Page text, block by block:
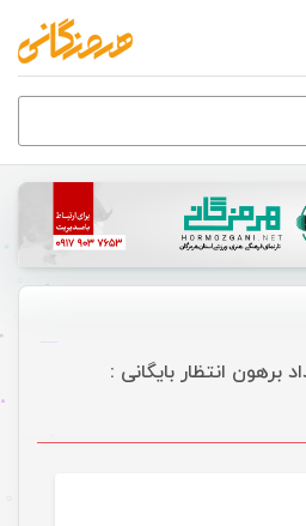
برهون انتظار بایگانی :